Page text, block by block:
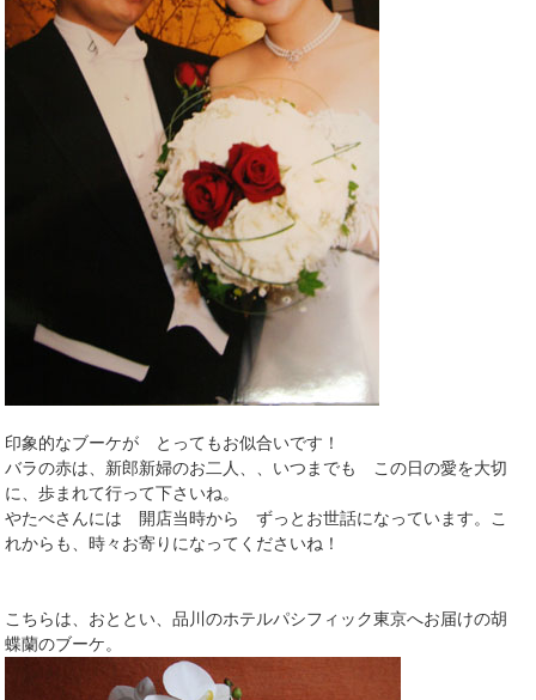
印象的なブーケが とってもお似合いです！
バラの赤は、新郎新婦のお二人、、いつまでも この日の愛を大切
に、歩まれて行って下さいね。
やたべさんには 開店当時から ずっとお世話になっています。こ
れからも、時々お寄りになってくださいね！
こちらは、おととい、品川のホテルパシフィック東京へお届けの胡
蝶蘭のブーケ。